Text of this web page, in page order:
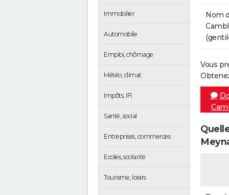
Immobilier
Automobile
Emploi, chômage
Météo, climat
Impôts, IFI
Santé, social
Entreprises, commerces
Ecoles, scolarité
Tourisme, loisirs
Nom
Vous